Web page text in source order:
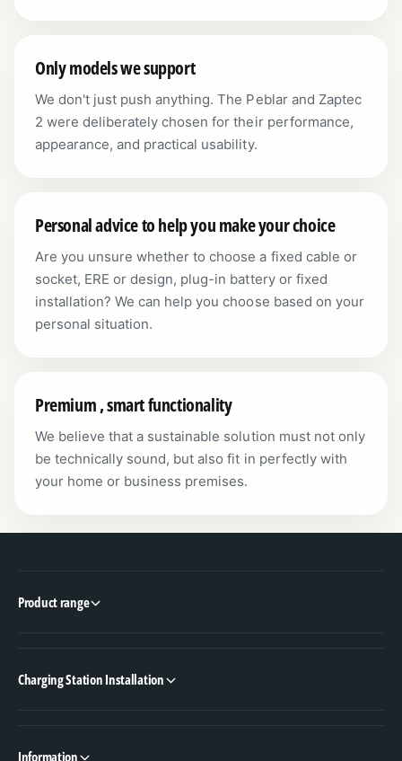
Only models we support
We don't just push anything. The Peblar and Zaptec
2 were deliberately chosen for their performance,
appearance, and practical usability.
Personal advice to help you make your choice
Are you unsure whether to choose a fixed cable or
socket, ERE or design, plug-in battery or fixed
installation? We can help you choose based on your
personal situation.
Premium , smart functionality
We believe that a sustainable solution must not only
be technically sound, but also fit in perfectly with
your home or business premises.
Product range
Charging Station Installation
Information